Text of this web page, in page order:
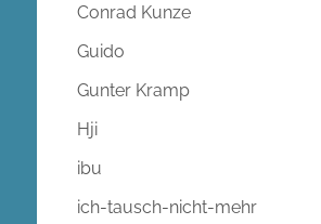
Conrad Kunze
Guido
Gunter Kramp
Hji
ibu
ich-tausch-nicht-mehr